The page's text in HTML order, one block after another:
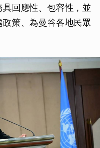
回應性、包容性，並
策、為曼谷各地民眾